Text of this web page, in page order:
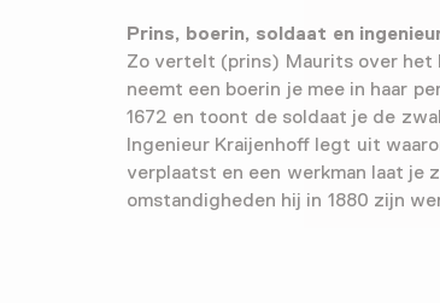
Prins, boerin, soldaat en
Zo vertelt (prins) Maurits over het
neemt een boerin je mee in haar
1672 en toont de soldaat je de
Ingenieur Kraijenhoff legt uit
verplaatst en een werkman laat je
omstandigheden hij in 1880 zijn